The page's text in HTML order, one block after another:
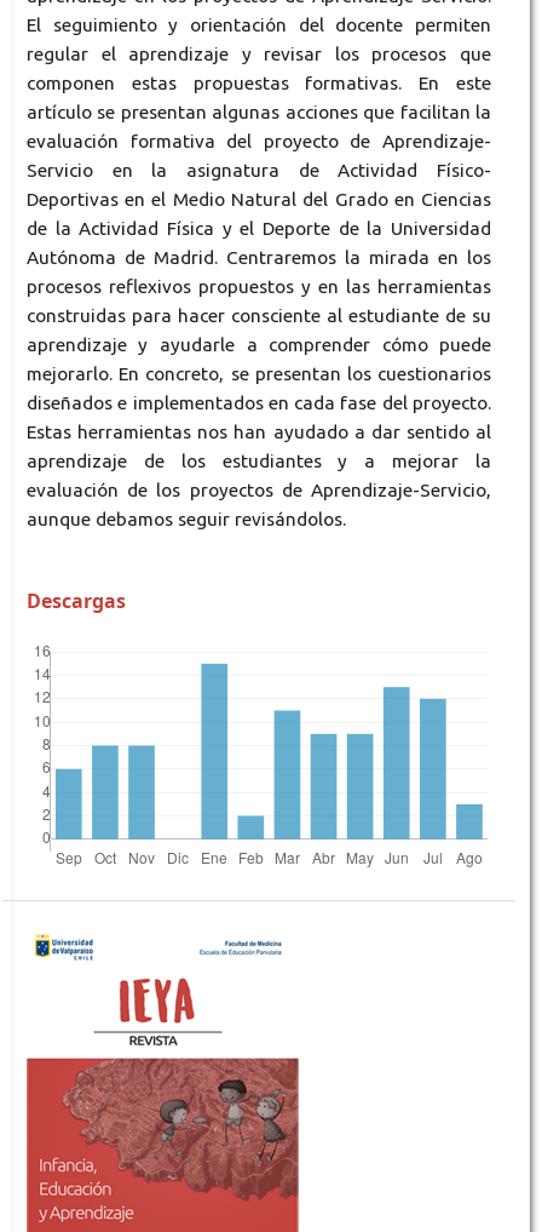
El seguimiento y orientación del docente permiten
regular el aprendizaje y revisar los procesos que
componen estas propuestas formativas. En este
artículo se presentan algunas acciones que facilitan la
evaluación formativa del proyecto de Aprendizaje-
Servicio en la asignatura de Actividad Físico-
Deportivas en el Medio Natural del Grado en Ciencias
de la Actividad Física y el Deporte de la Universidad
Autónoma de Madrid. Centraremos la mirada en los
procesos reflexivos propuestos y en las herramientas
construidas para hacer consciente al estudiante de su
aprendizaje y ayudarle a comprender cómo puede
mejorarlo. En concreto, se presentan los cuestionarios
diseñados e implementados en cada fase del proyecto.
Estas herramientas nos han ayudado a dar sentido al
aprendizaje de los estudiantes y a mejorar la
evaluación de los proyectos de Aprendizaje-Servicio,
aunque debamos seguir revisándolos.
Descargas